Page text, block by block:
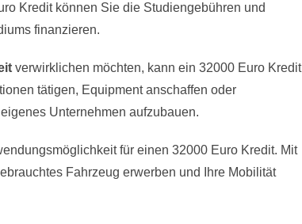
Kredit können Sie die Studiengebühren und
finanzieren.
verwirklichen möchten, kann ein 32000 Euro Kredit
tätigen, Equipment anschaffen oder
Unternehmen aufzubauen.
für einen 32000 Euro Kredit. Mit
Fahrzeug erwerben und Ihre Mobilität